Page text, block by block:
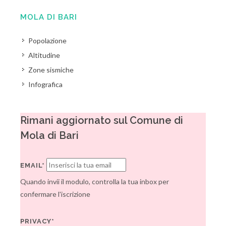
MOLA DI BARI
Popolazione
Altitudine
Zone sismiche
Infografica
Rimani aggiornato sul Comune di
Mola di Bari
EMAIL*
Quando invii il modulo, controlla la tua inbox per
confermare l'iscrizione
PRIVACY*